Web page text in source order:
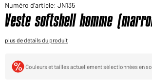
Numéro d'article: JN135
Veste softshell homme
plus de détails du produit
Couleurs et tailles actuellement sélectionnées en